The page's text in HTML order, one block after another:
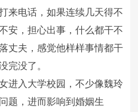
来电话，如果连续几天得不
安，担心出事，什么都干不
丈夫，感觉他样样事情都干
完没了。
入大学校园，不少像魏玲
题，进而影响到婚姻生